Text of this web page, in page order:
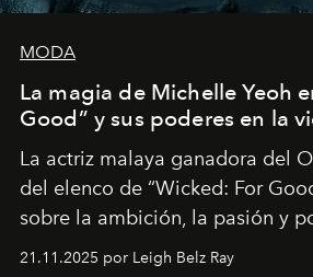
MODA
La magia de Michelle Yeoh
Good” y sus poderes en la
La actriz malaya ganadora del
del elenco de “Wicked: For
sobre la ambición, la pasión y
ocasiones, la introspección
21.11.2025 por Leigh Belz Ray